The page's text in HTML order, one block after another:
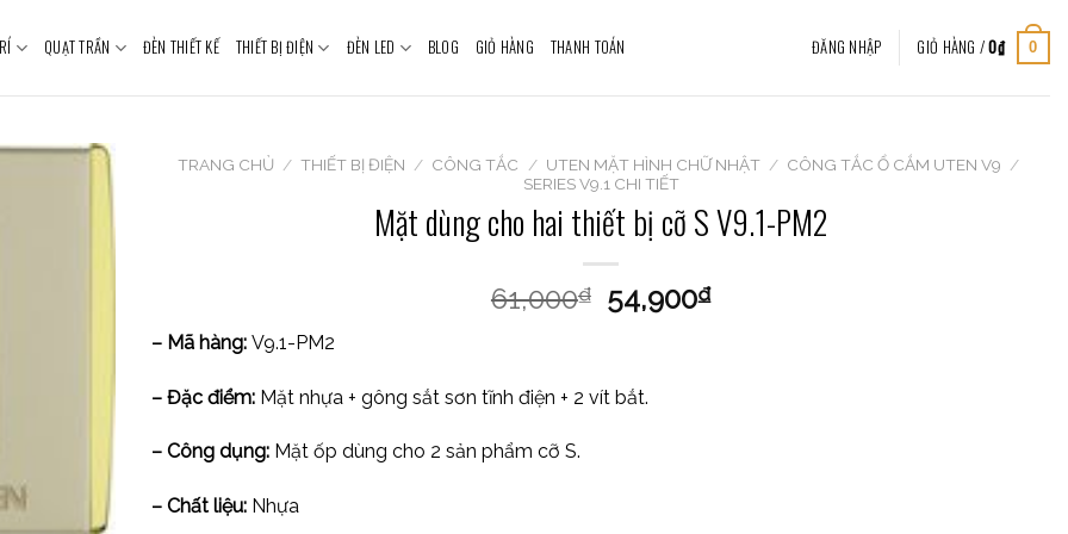
QUẠT TRẦN ĐÈN THIẾT KẾ THIẾT BỊ ĐIỆN ĐÈN LED BLOG GIỎ HÀNG THANH TOÁN ĐĂNG NHẬP GIỎ HÀNG /0₫ 0
TRANG CHỦ / THIẾT BỊ ĐIỆN / CÔNG TẮC / UTEN MẶT HÌNH CHỮ NHẬT / CÔNG TẮC Ổ CẮM UTEN V9 /
SERIES V9.1 CHI TIẾT
Mặt dùng cho hai thiết bị cỡ S V9.1-PM2
61,000₫ 54,900₫
– Mã hàng: V9.1-PM2
– Đặc điểm: Mặt nhựa + gông sắt sơn tĩnh điện + 2 vít bắt.
– Công dụng: Mặt ốp dùng cho 2 sản phẩm cỡ S.
– Chất liệu: Nhựa